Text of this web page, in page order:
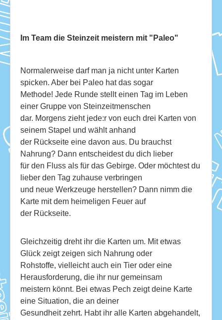
Ratskeller
Im Team die Steinzeit meistern mit "Paleo"
Normalerweise darf man ja nicht unter Karten
spicken. Aber bei Paleo hat das sogar
Methode! Jede Runde stellt einen Tag im Leben
einer Gruppe von Steinzeitmenschen
dar. Morgens zieht jede:r von euch drei Karten von
seinem Stapel und wählt anhand
der Rückseite eine davon aus. Du brauchst
Nahrung? Dann entscheidest du dich lieber
für den Fluss als für das Gebirge. Oder möchtest du
lieber den Tag zuhause verbringen
und neue Werkzeuge herstellen? Dann nimm die
Karte mit dem heimeligen Feuer auf
der Rückseite.
Gleichzeitig dreht ihr die Karten um. Mit etwas
Glück zeigt zeigen sich Nahrung oder
Rohstoffe, vielleicht auch ein Tier oder eine
Herausforderung, die ihr nur gemeinsam
meistern könnt. Bei etwas Pech zeigt deine Karte
eine Situation, die an deiner
Gesundheit zehrt. Habt ihr alle Karten abgehandelt,